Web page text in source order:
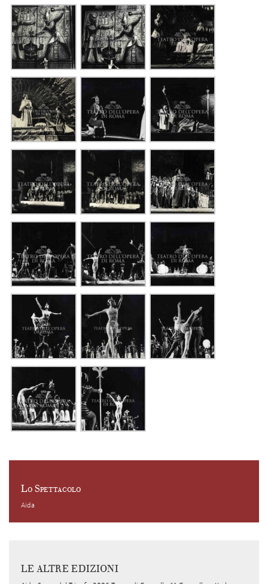
Lo Spettacolo
Aida
LE ALTRE EDIZIONI